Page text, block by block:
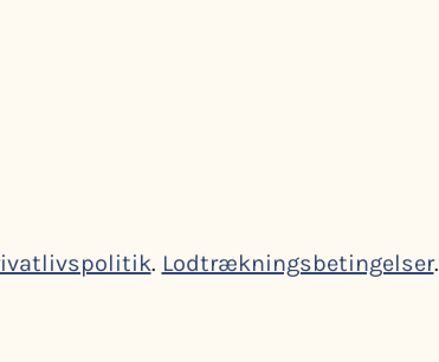
. Lodtrækningsbetingelser.